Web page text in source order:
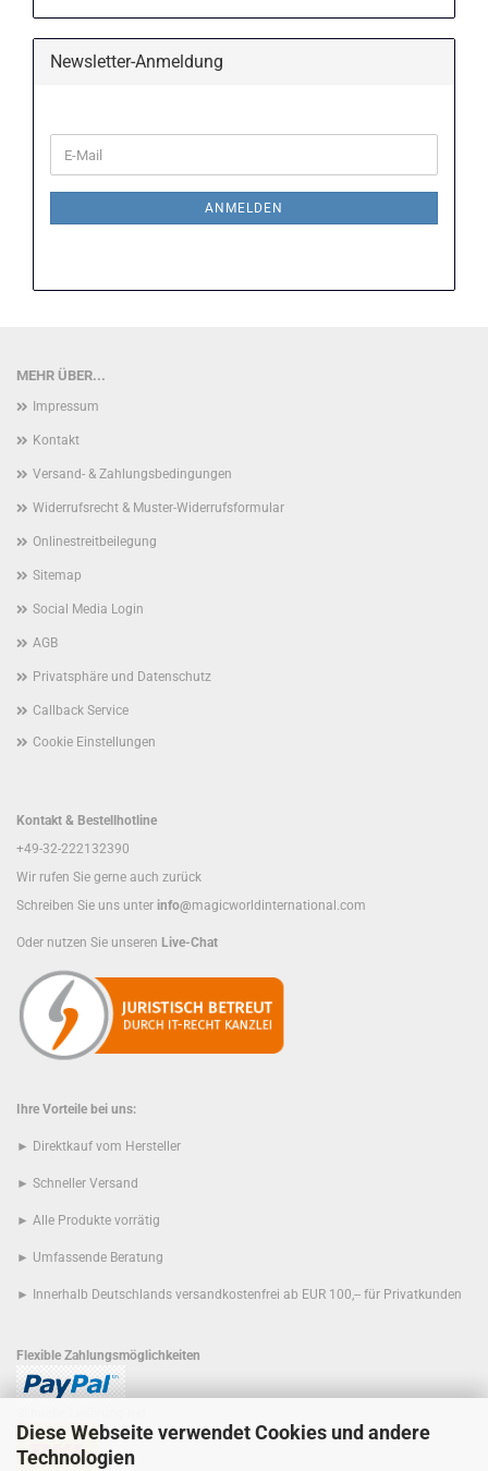
Diese Webseite verwendet Cookies und andere
Technologien
Newsletter-Anmeldung
ZUR
E-
Mail
ANMELDEN
MEHR ÜBER...
Impressum
Kontakt
Versand- & Zahlungsbedingungen
Widerrufsrecht & Muster-Widerrufsformular
Onlinestreitbeilegung
Sitemap
Social Media Login
AGB
Privatsphäre und Datenschutz
Callback Service
Cookie Einstellungen
Kontakt & Bestellhotline
+49-32-222132390
Wir rufen Sie gerne auch zurück
Schreiben Sie uns unter info@magicworldinternational.com
Oder nutzen Sie unseren Live-Chat
Ihre Vorteile bei uns:
► Direktkauf vom Hersteller
► Schneller Versand
► Alle Produkte vorrätig
► Umfassende Beratung
► Innerhalb Deutschlands versandkostenfrei ab EUR 100,-- für Privatkunden
Flexible Zahlungsmöglichkeiten